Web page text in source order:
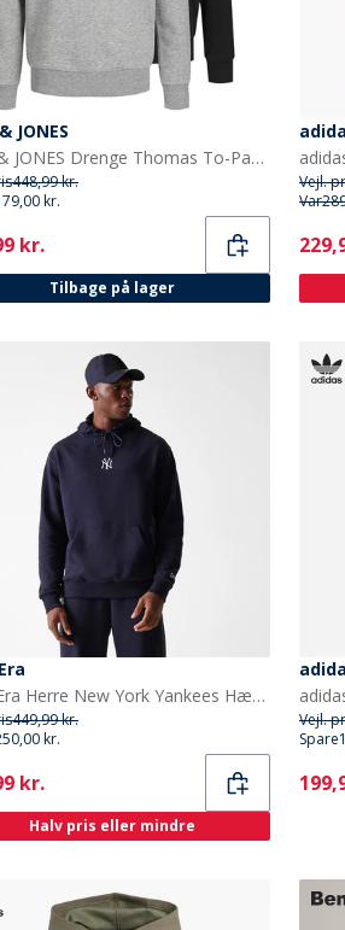
JONES
JACK & JONES Drenge Thomas To-Pak Hoodies Lysegrå Melange/Sort
448,99 kr.
kr.
kr.
Tilbage på lager
Vejl.
Var
New Era Herre New York Yankees Hættetrøje Navy Nvy
449,99 kr.
kr.
kr.
Halv pris eller mindre
Vejl.
Spare